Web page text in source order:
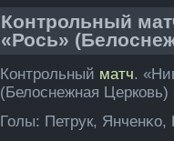
Контрольный
«Рось»
Контрольный матч.
(Белоснежная Церковь)
Голы: Петрук, Янченκо,